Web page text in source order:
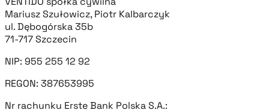
Mariusz Szułowicz, Piotr Kalbarczyk
ul. Dębogórska 35b
71-717 Szczecin
NIP: 955 255 12 92
REGON: 387653995
Nr rachunku Erste Bank Polska S.A.: